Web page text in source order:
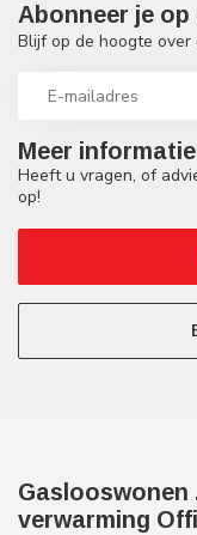
Meer informatie
Heeft u vragen, of
op!
Abonneer je
Blijf op de hoogte
verwarming